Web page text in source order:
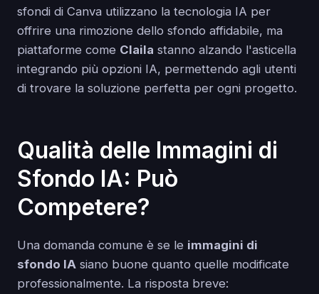
sfondi di Canva utilizzano la tecnologia IA per
offrire una rimozione dello sfondo affidabile, ma
piattaforme come Claila stanno alzando l'asticella
integrando più opzioni IA, permettendo agli utenti
di trovare la soluzione perfetta per ogni progetto.
Qualità delle Immagini di
Sfondo IA: Può
Competere?
Una domanda comune è se le immagini di
sfondo IA siano buone quanto quelle modificate
professionalmente. La risposta breve: